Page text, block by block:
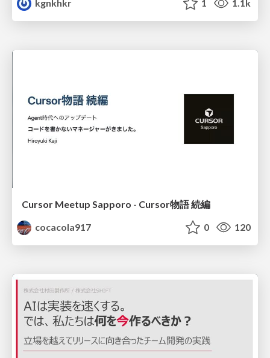
kgnkhkr 1 1.1k
Cursor Meetup Sapporo - Cursor物語 続編
cocacola917
0 120